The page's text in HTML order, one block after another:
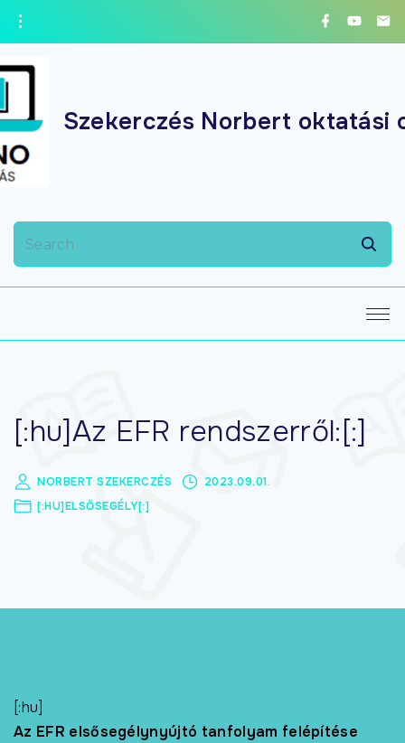
Szekerczés Norbert oktatási
[:hu]Az EFR rendszerről:[:]
NORBERT SZEKERCZÉS
2023.09.01.
[:HU]ELSŐSEGÉLY[:]
[:hu]
Az EFR elsősegélynyújtó tanfolyam felépítése